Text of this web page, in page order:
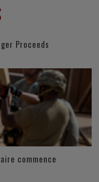
Proceeds
commence